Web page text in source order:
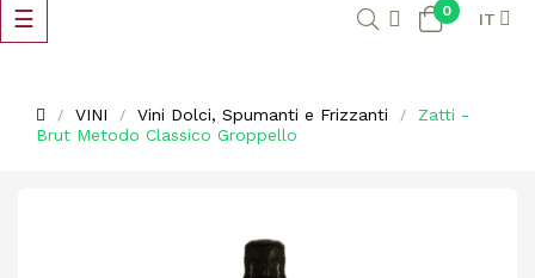
navigazione
Toggle
☰ 0 IT
VINI Vini Dolci, Spumanti e Frizzanti
Zatti -
Brut Metodo Classico Groppello